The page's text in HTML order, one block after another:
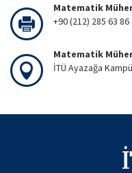
Matematik
+90 (212) 285 63 86
Matematik
İTÜ Ayazağa